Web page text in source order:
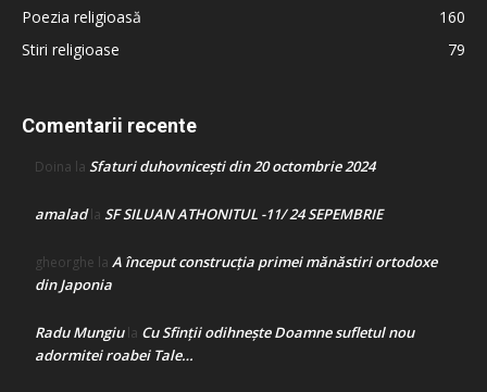
Poezia religioasă
160
Stiri religioase
79
Comentarii recente
Doina la Sfaturi duhovnicești din 20 octombrie 2024
amaladla SF SILUAN ATHONITUL -11/ 24 SEPEMBRIE
gheorghe la A început construcţia primei mănăstiri ortodoxe
din Japonia
Radu Mungiula Cu Sfinții odihnește Doamne sufletul nou
adormitei roabei Tale…